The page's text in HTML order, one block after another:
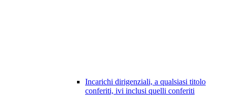
Incarichi dirigenziali, a qualsiasi titolo
conferiti, ivi inclusi quelli conferiti